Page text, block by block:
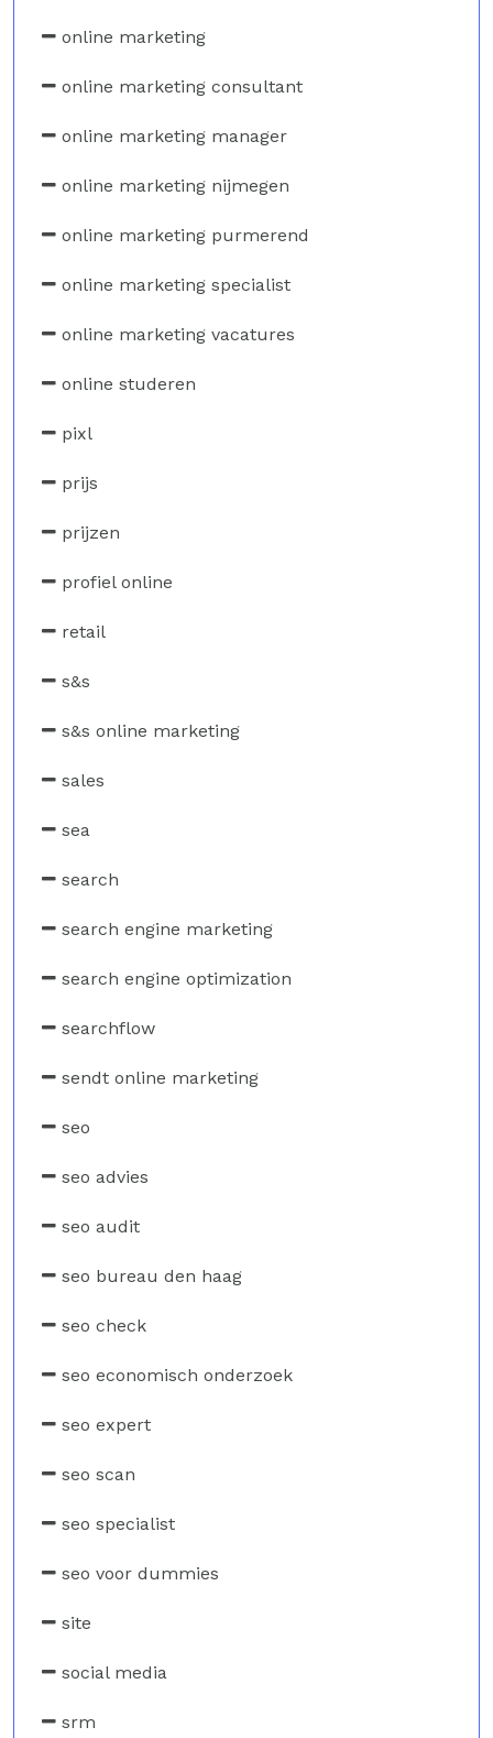
online marketing
online marketing consultant
online marketing manager
online marketing nijmegen
online marketing purmerend
online marketing specialist
online marketing vacatures
online studeren
pixl
prijs
prijzen
profiel online
retail
s&s
s&s online marketing
sales
sea
search
search engine marketing
search engine optimization
searchflow
sendt online marketing
seo
seo advies
seo audit
seo bureau den haag
seo check
seo economisch onderzoek
seo expert
seo scan
seo specialist
seo voor dummies
site
social media
srm